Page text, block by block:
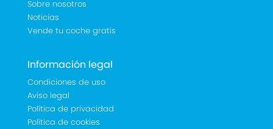
Sobre nosotros
Noticias
Vende tu coche gratis
Información legal
Condiciones de uso
Aviso legal
Política de privacidad
Política de cookies